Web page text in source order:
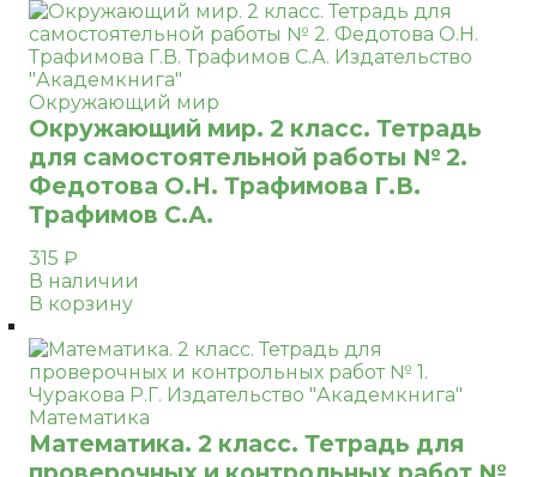
Окружающий мир
Окружающий мир. 2 класс. Тетрадь
для самостоятельной работы № 2.
Федотова О.Н. Трафимова Г.В.
Трафимов С.А.
315 ₽
В наличии
В корзину
Математика
Математика. 2 класс. Тетрадь для